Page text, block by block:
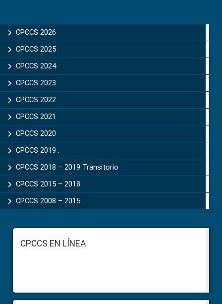
CPCCS 2026
CPCCS 2025
CPCCS 2024
CPCCS 2023
CPCCS 2022
CPCCS 2021
CPCCS 2020
CPCCS 2019 .
CPCCS 2018 – 2019 Transitorio
CPCCS 2015 – 2018
CPCCS 2008 – 2015
FooterCPCCS EN LÍNEA